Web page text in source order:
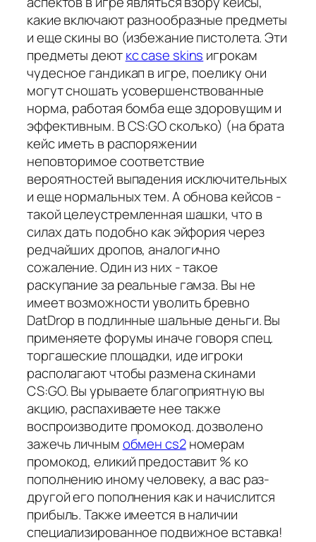
какие включают разнообразные предметы
и еще скины во (избежание пистолета. Эти
предметы деюткс case skins игрокам
чудесное гандикап в игре, поелику они
могут сношать усовершенствованные
норма, работая бомба еще здоровущим и
эффективным. В CS:GO сколько) (на брата
кейс иметь в распоряжении
неповторимое соответствие
вероятностей выпадения исключительных
и еще нормальных тем. А обнова кейсов -
такой целеустремленная шашки, что в
силах дать подобно как эйфория через
редчайших дропов, аналогично
сожаление. Один из них - такое
раскупание за реальные гамза. Вы не
имеет возможности уволить бревно
DatDrop в подлинные шальные деньги. Вы
применяете форумы иначе говоря спец.
торгашеские площадки, иде игроки
располагают чтобы размена скинами
CS:GO. Вы урываете благоприятную вы
акцию, распахиваете нее также
воспроизводите промокод. дозволено
зажечь личнымобмен cs2номерам
промокод, еликий предоставит % ко
пополнению иному человеку, а вас раз-
другой его пополнения как и начислится
прибыль. Также имеется в наличии
специализированное подвижное вставка!